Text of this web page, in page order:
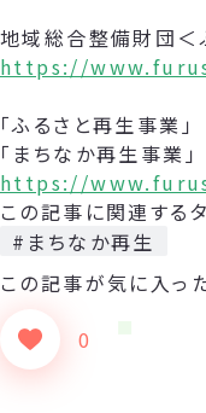
地域総合整備財団＜
https://
「ふるさと再生事業」
「まちなか再生事業」
https://
この記事に関連する
#まちなか再生
この記事が気に入っ
0